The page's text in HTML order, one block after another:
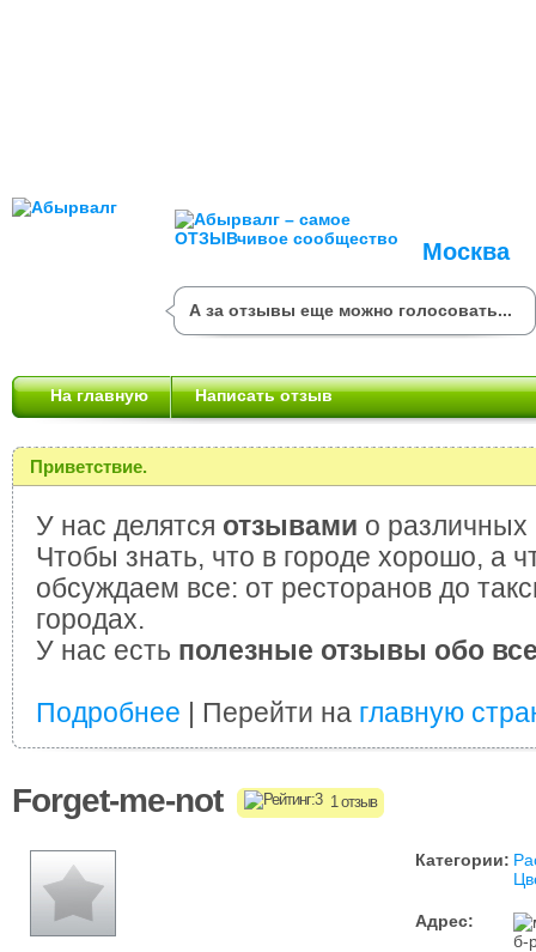
Москва
А за отзывы еще можно голосовать...
На главную Написать отзыв
Приветствие.
У нас делятся отзывами о различных
Чтобы знать, что в городе хорошо, а
обсуждаем все: от ресторанов до
городах.
У нас есть полезные отзывы обо
Подробнее | Перейти на главную
Forget-me-not 1 отзыв
Категории:
Адрес:
б-